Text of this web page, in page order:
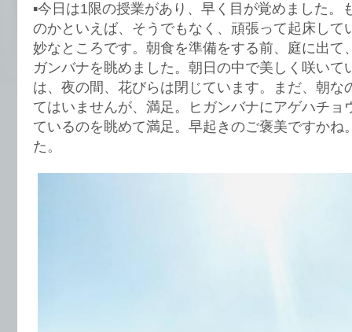
▪️今日は1限の授業があり、早く目が覚めました。
のかといえば、そうでもなく、頑張って起床して
妙なところです。朝食を準備をする前、庭に出て
ガンバナを眺めました。朝日の中で美しく咲いて
は、夜の間、花びらは閉じています。まだ、朝な
てはいませんが、満足。ヒガンバナにアゲハチョ
ているのを眺めて満足。早起きのご褒美ですかね
た。